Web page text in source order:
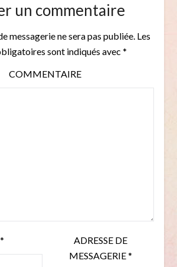
un commentaire
messagerie ne sera pas publiée.Les
sont indiqués avec *
COMMENTAIRE
*
ADRESSE DE
MESSAGERIE*